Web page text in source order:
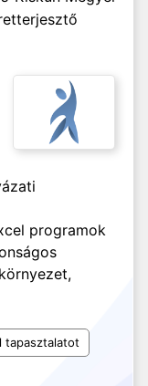
programok
tapasztalatot